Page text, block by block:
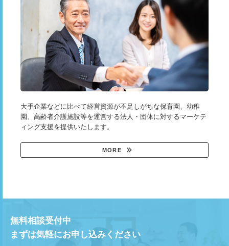
大手企業などに比べて経営資源が不足しがちな保育園、幼稚
園、高齢者介護施設等を運営する法人・団体に対するマーケテ
ィング支援を提供いたします。
MORE
無料相談受付中
まずは気軽にお申し込みください